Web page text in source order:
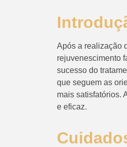
Após a realização
rejuvenescimento
sucesso do
que seguem as
mais satisfatórios.
e eficaz.